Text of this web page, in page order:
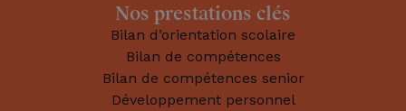
Nos prestations clés
Bilan d’orientation scolaire
Bilan de compétences
Bilan de compétences senior
Développement personnel